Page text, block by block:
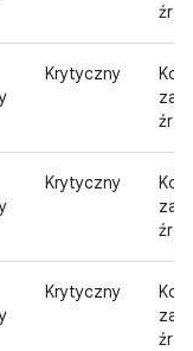
Krytyczny
Krytyczny
Krytyczny